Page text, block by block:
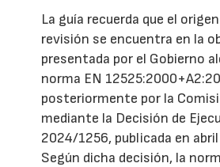
La guía recuerda que el
revisión se encuentra en la
presentada por el Gobierno
norma EN
posteriormente por la
mediante la Decisión de
2024/1256, publicada en
Según dicha decisión, la